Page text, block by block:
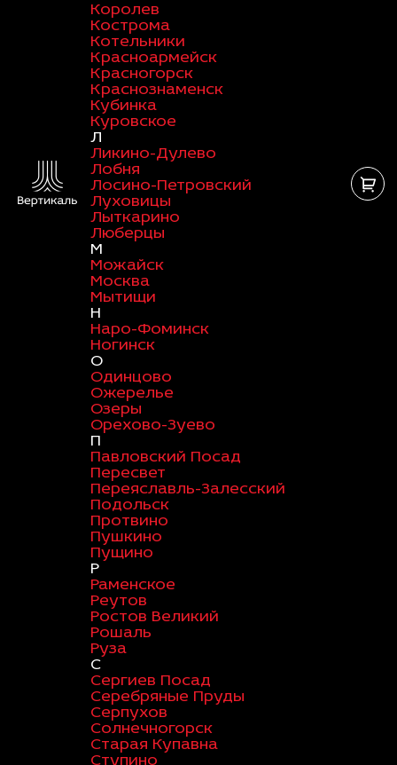
Королев
Кострома
Котельники
Красноармейск
Красногорск
Краснознаменск
Кубинка
Куровское
Л
Ликино-Дулево
Лобня
Лосино-Петровский
Луховицы
Лыткарино
Люберцы
М
Можайск
Москва
Мытищи
Н
Наро-Фоминск
Ногинск
О
Одинцово
Ожерелье
Озеры
Орехово-Зуево
П
Павловский Посад
Пересвет
Переяславль-Залесский
Подольск
Протвино
Пушкино
Пущино
Р
Раменское
Реутов
Ростов Великий
Рошаль
Руза
С
Сергиев Посад
Серебряные Пруды
Серпухов
Солнечногорск
Старая Купавна
Ступино